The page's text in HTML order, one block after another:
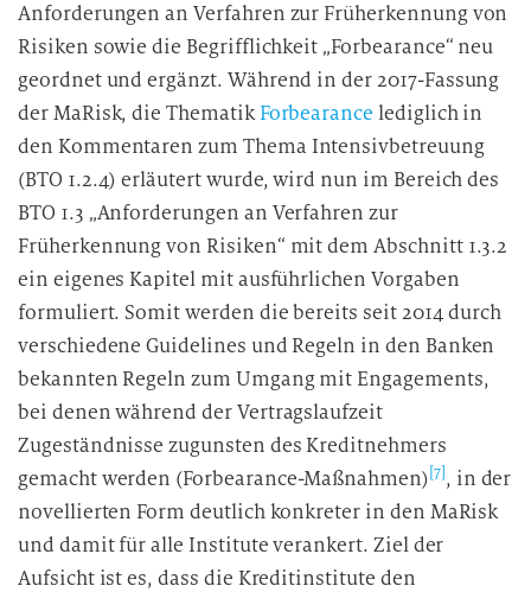
Anforderungen an Verfahren zur Früherkennung von
Risiken sowie die Begrifflichkeit „Forbearance“ neu
geordnet und ergänzt. Während in der 2017-Fassung
der MaRisk, die ThematikForbearance lediglich in
den Kommentaren zum Thema Intensivbetreuung
(BTO 1.2.4) erläutert wurde, wird nun im Bereich des
BTO 1.3 „Anforderungen an Verfahren zur
Früherkennung von Risiken“ mit dem Abschnitt 1.3.2
ein eigenes Kapitel mit ausführlichen Vorgaben
formuliert. Somit werden die bereits seit 2014 durch
verschiedene Guidelines und Regeln in den Banken
bekannten Regeln zum Umgang mit Engagements,
bei denen während der Vertragslaufzeit
Zugeständnisse zugunsten des Kreditnehmers
gemacht werden (Forbearance-Maßnahmen) [7] , in der
novellierten Form deutlich konkreter in den MaRisk
und damit für alle Institute verankert. Ziel der
Aufsicht ist es, dass die Kreditinstitute den